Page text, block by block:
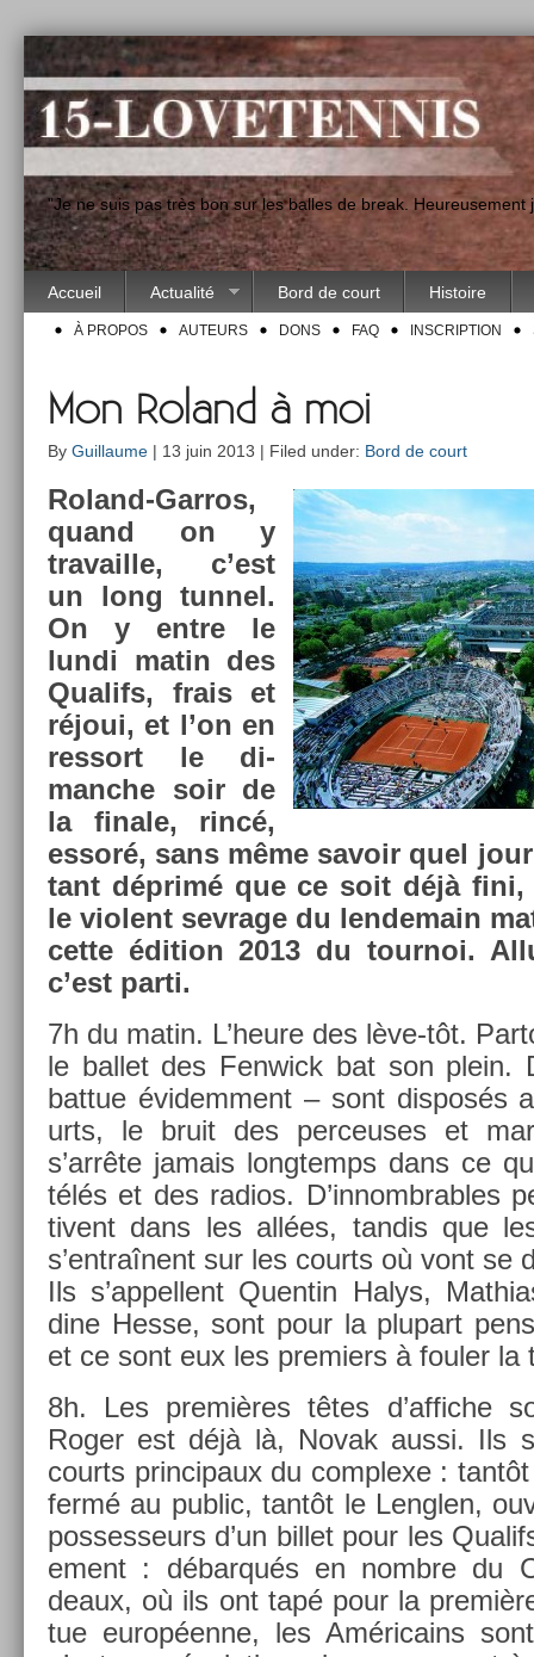
"Je ne suis pas très bon sur les balles de break.
Accueil Actualité Bord de court Histoire
À PROPOS AUTEURS DONS FAQ INSCRIPTION
Mon Roland à moi
By Guillaume | 13 juin 2013 | Filed under: Bord de court
Roland-Garros,
quand on y
travail­le, c’est
un long tun­nel.
On y entre le
lundi matin des
Qualifs, frais et
réjoui, et l’on en
re­ssort le di­
manche soir de
la fin­ale, rincé,
essoré, sans même savoir quel
tant déprimé que ce soit déjà fini,
le violent sev­rage du len­demain
cette édi­tion 2013 du tour­noi.
c’est parti.
7h du matin. L’heure des lève-tôt.
le bal­let des Fen­wick bat son plein.
bat­tue évidem­ment – sont dis­posés
urts, le bruit des per­ceuses et
s’arrête jamais longtemps dans ce
télés et des radios. D’in­nombr­ables
tivent dans les allées, tan­dis que
s’entraînent sur les co­urts où vont se
Ils s’ap­pellent Quen­tin Halys,
dine Hesse, sont pour la plupart
et ce sont eux les pre­mi­ers à foul­er la
8h. Les premières têtes d’af­fiche
Roger est déjà là, Novak aussi. Ils
co­urts prin­cipaux du com­plexe :
fermé au pub­lic, tantôt le Lengl­en,
pos­sesseurs d’un bi­llet pour les
e­ment : débarqués en nombre du
deaux, où ils ont tapé pour la
tue européenne, les Américains